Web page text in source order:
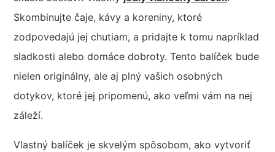
Skombinujte čaje, kávy a koreniny, ktoré
zodpovedajú jej chutiam, a pridajte k tomu napríklad
sladkosti alebo domáce dobroty. Tento balíček bude
nielen originálny, ale aj plný vašich osobných
dotykov, ktoré jej pripomenú, ako veľmi vám na nej
záleží.
Vlastný balíček je skvelým spôsobom, ako vytvoriť